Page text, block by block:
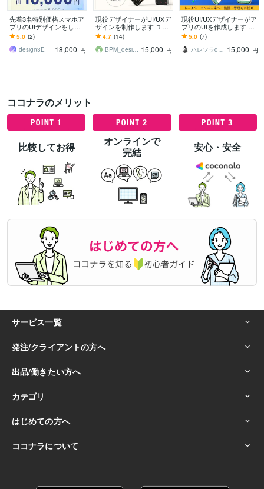
先着3名特別価格スマホア
プリのUIデザインをしま
す 通話不要・Figma納
品・モニター価格で本格U
Iデザイン
5.0 (2)
design3E
18,000 円
現役デザイナーがUI/UXデ
ザインを制作します ユー
ザー視点の高品質UI/UXを
提供します◎
4.7 (14)
BPM_design 15,000 円
現役UI/UXデザイナーがア
プリのUIを作成します あ
なたのアイデアを形に！
高品質なアプリ開発をサ
ポートします。
5.0 (7)
ハレソラdesign 15,000 円
ココナラのメリット
比較してお得
オンラインで
完結
安心・安全